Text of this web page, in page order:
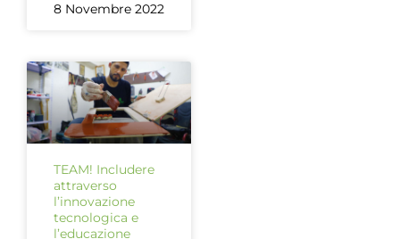
8 Novembre 2022
TEAM! Includere
attraverso
l’innovazione
tecnologica e
l’educazione